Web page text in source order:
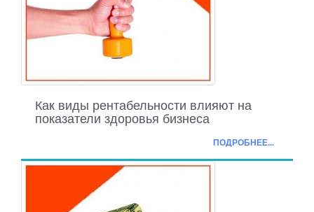
Как виды рентабельности влияют на
показатели здоровья бизнеса
ПОДРОБНЕЕ...